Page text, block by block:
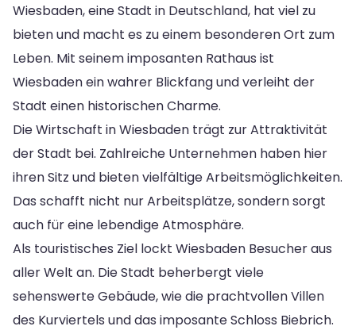
Wiesbaden, eine Stadt in Deutschland, hat viel zu
bieten und macht es zu einem besonderen Ort zum
Leben. Mit seinem imposanten Rathaus ist
Wiesbaden ein wahrer Blickfang und verleiht der
Stadt einen historischen Charme.
Die Wirtschaft in Wiesbaden trägt zur Attraktivität
der Stadt bei. Zahlreiche Unternehmen haben hier
ihren Sitz und bieten vielfältige Arbeitsmöglichkeiten.
Das schafft nicht nur Arbeitsplätze, sondern sorgt
auch für eine lebendige Atmosphäre.
Als touristisches Ziel lockt Wiesbaden Besucher aus
aller Welt an. Die Stadt beherbergt viele
sehenswerte Gebäude, wie die prachtvollen Villen
des Kurviertels und das imposante Schloss Biebrich.